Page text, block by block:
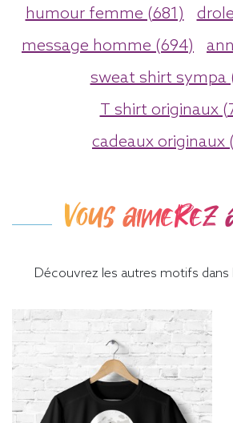
humour femme (681)
message homme (694)
sweat shirt sympa
T shirt originaux
cadeaux originaux
Vous aimerez
Découvrez les autres motifs